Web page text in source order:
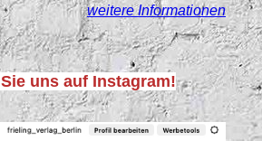
weitere Informationen
uns auf Instagram!